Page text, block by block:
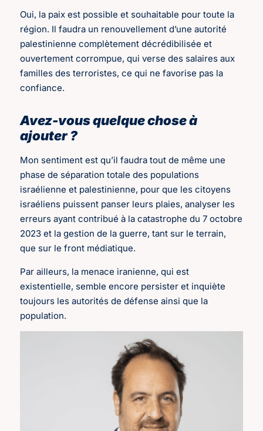
Oui, la paix est possible et souhaitable pour toute la
région. Il faudra un renouvellement d’une autorité
palestinienne complètement décrédibilisée et
ouvertement corrompue, qui verse des salaires aux
familles des terroristes, ce qui ne favorise pas la
confiance.
Avez-vous quelque chose à
ajouter ?
Mon sentiment est qu’il faudra tout de même une
phase de séparation totale des populations
israélienne et palestinienne, pour que les citoyens
israéliens puissent panser leurs plaies, analyser les
erreurs ayant contribué à la catastrophe du 7 octobre
2023 et la gestion de la guerre, tant sur le terrain,
que sur le front médiatique.
Par ailleurs, la menace iranienne, qui est
existentielle, semble encore persister et inquiète
toujours les autorités de défense ainsi que la
population.